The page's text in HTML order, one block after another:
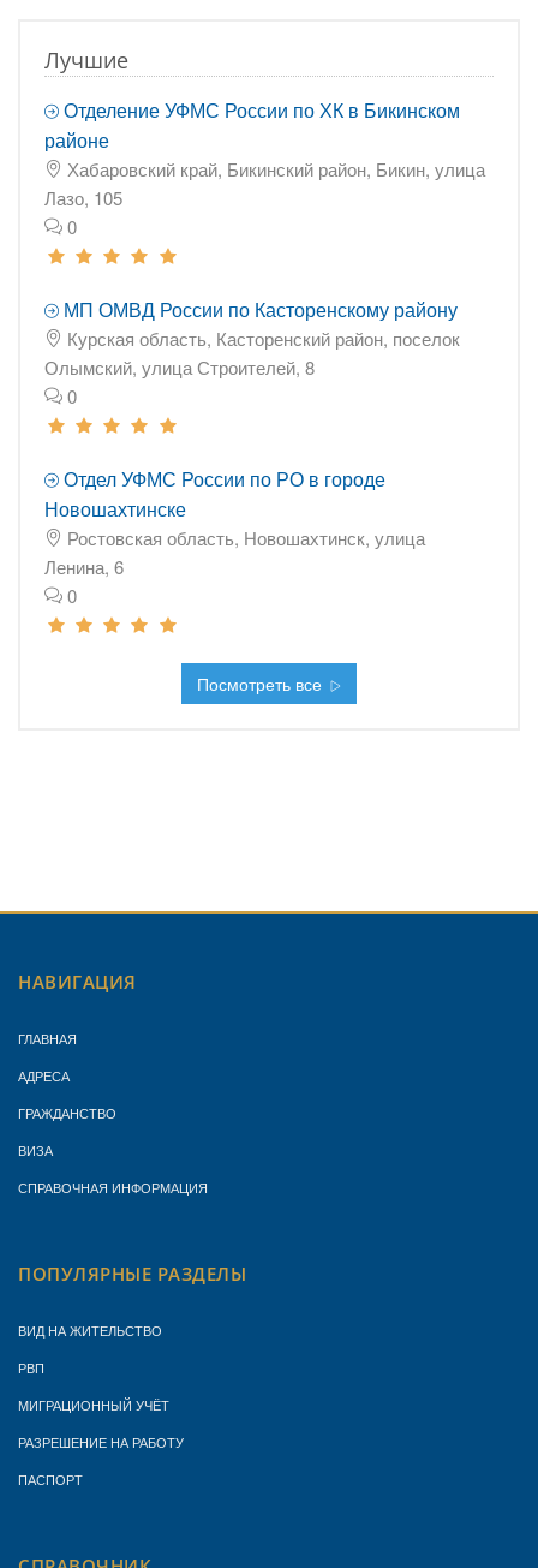
Лучшие
Отделение УФМС России по ХК в Бикинском
районе
Хабаровский край, Бикинский район, Бикин, улица
Лазо, 105
0
МП ОМВД России по Касторенскому району
Курская область, Касторенский район, поселок
Олымский, улица Строителей, 8
0
Отдел УФМС России по РО в городе
Новошахтинске
Ростовская область, Новошахтинск, улица
Ленина, 6
0
Посмотреть все
НАВИГАЦИЯ
ГЛАВНАЯ
АДРЕСА
ГРАЖДАНСТВО
ВИЗА
СПРАВОЧНАЯ ИНФОРМАЦИЯ
ПОПУЛЯРНЫЕ РАЗДЕЛЫ
ВИД НА ЖИТЕЛЬСТВО
РВП
МИГРАЦИОННЫЙ УЧЁТ
РАЗРЕШЕНИЕ НА РАБОТУ
ПАСПОРТ